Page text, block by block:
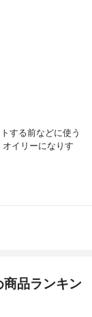
する前などに使う
イリーになりす
品ランキン